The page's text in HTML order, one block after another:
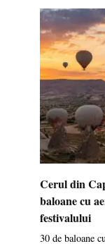
Cerul din
baloane cu
festivalului
30 de baloane